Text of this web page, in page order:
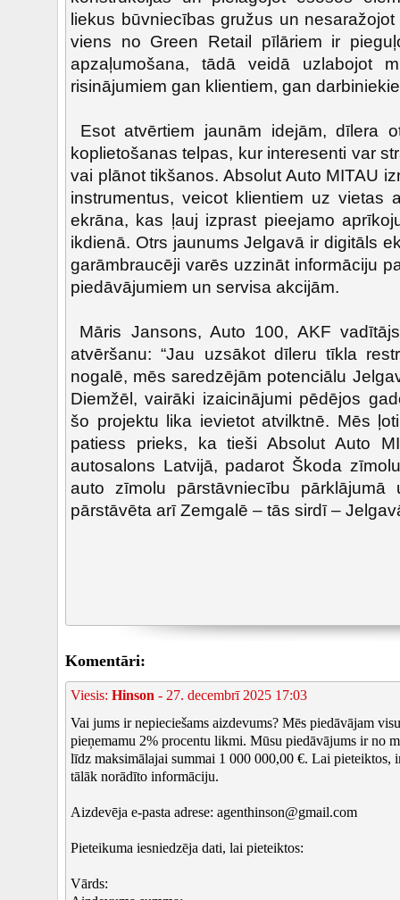
liekus būvniecības gružus un
viens no Green Retail pīlāriem ir
apzaļumošana, tādā veidā uzlabojot
risinājumiem gan klientiem, gan
Esot atvērtiem jaunām idejām, dīlera
koplietošanas telpas, kur interesenti var
vai plānot tikšanos. Absolut Auto MITAU
instrumentus, veicot klientiem uz vietas
ekrāna, kas ļauj izprast pieejamo
ikdienā. Otrs jaunums Jelgavā ir digitāls
garāmbraucēji varēs uzzināt informāciju
piedāvājumiem un servisa akcijām.
Māris Jansons, Auto 100, AKF
atvēršanu: “Jau uzsākot dīleru tīkla
nogalē, mēs saredzējām potenciālu
Diemžēl, vairāki izaicinājumi pēdējos
šo projektu lika ievietot atvilktnē. Mēs
patiess prieks, ka tieši Absolut Auto
autosalons Latvijā, padarot Škoda
auto zīmolu pārstāvniecību
pārstāvēta arī Zemgalē – tās sirdī –
Komentāri:
Viesis: Hinson - 27. decembrī 2025 17:03
Vai jums ir nepieciešams aizdevums? Mēs piedāvājam
pieņemamu 2% procentu likmi. Mūsu piedāvājums ir no
līdz maksimālajai summai 1 000 000,00 €. Lai pieteiktos,
tālāk norādīto informāciju.
Aizdevēja e-pasta adrese: agenthinson@gmail.com
Pieteikuma iesniedzēja dati, lai pieteiktos:
Vārds: